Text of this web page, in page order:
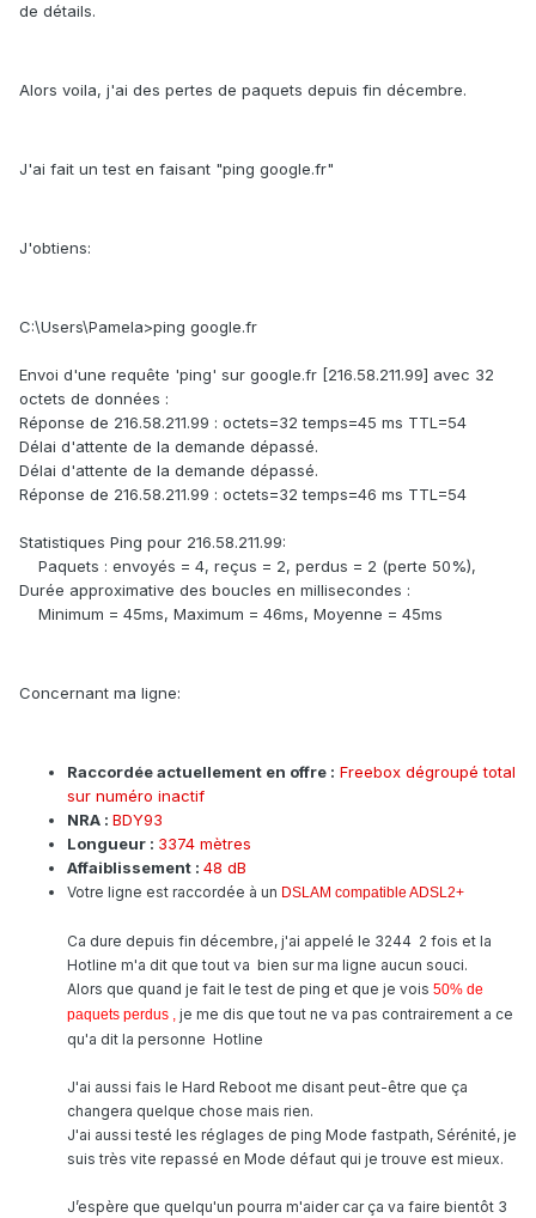
de détails.
Alors voila, j'ai des pertes de paquets depuis fin décembre.
J'ai fait un test en faisant "ping google.fr"
J'obtiens:
C:\Users\Pamela>ping google.fr
Envoi d'une requête 'ping' sur google.fr [216.58.211.99] avec 32
octets de données :
Réponse de 216.58.211.99 : octets=32 temps=45 ms TTL=54
Délai d'attente de la demande dépassé.
Délai d'attente de la demande dépassé.
Réponse de 216.58.211.99 : octets=32 temps=46 ms TTL=54
Statistiques Ping pour 216.58.211.99:
Paquets : envoyés = 4, reçus = 2, perdus = 2 (perte 50%),
Durée approximative des boucles en millisecondes :
Minimum = 45ms, Maximum = 46ms, Moyenne = 45ms
Concernant ma ligne:
Raccordée actuellement en offre : Freebox dégroupé total
sur numéro inactif
NRA : BDY93
Longueur : 3374 mètres
Affaiblissement : 48 dB
Votre ligne est raccordée à un DSLAM compatible ADSL2+
Ca dure depuis fin décembre, j'ai appelé le 3244 2 fois et la
Hotline m'a dit que tout va bien sur ma ligne aucun souci.
Alors que quand je fait le test de ping et que je vois 50% de
paquets perdus , je me dis que tout ne va pas contrairement a ce
qu'a dit la personne Hotline
J'ai aussi fais le Hard Reboot me disant peut-être que ça
changera quelque chose mais rien.
J'ai aussi testé les réglages de ping Mode fastpath, Sérénité, je
suis très vite repassé en Mode défaut qui je trouve est mieux.
J’espère que quelqu'un pourra m'aider car ça va faire bientôt 3